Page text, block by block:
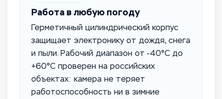
Работа в любую погоду
Герметичный цилиндрический корпус
защищает электронику от дождя, снега
и пыли. Рабочий диапазон от -40°C до
+60°C проверен на российских
объектах: камера не теряет
работоспособность ни в зимние